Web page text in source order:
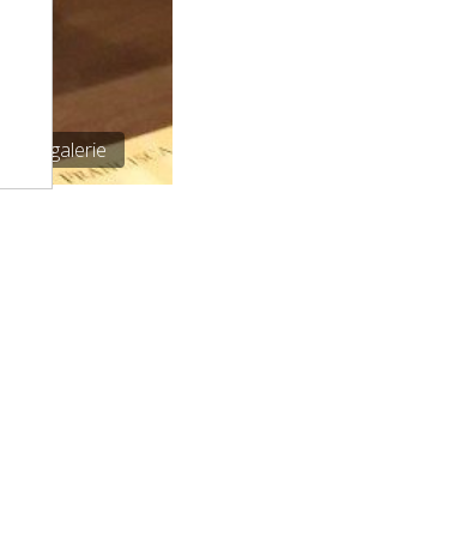
Voir la galerie